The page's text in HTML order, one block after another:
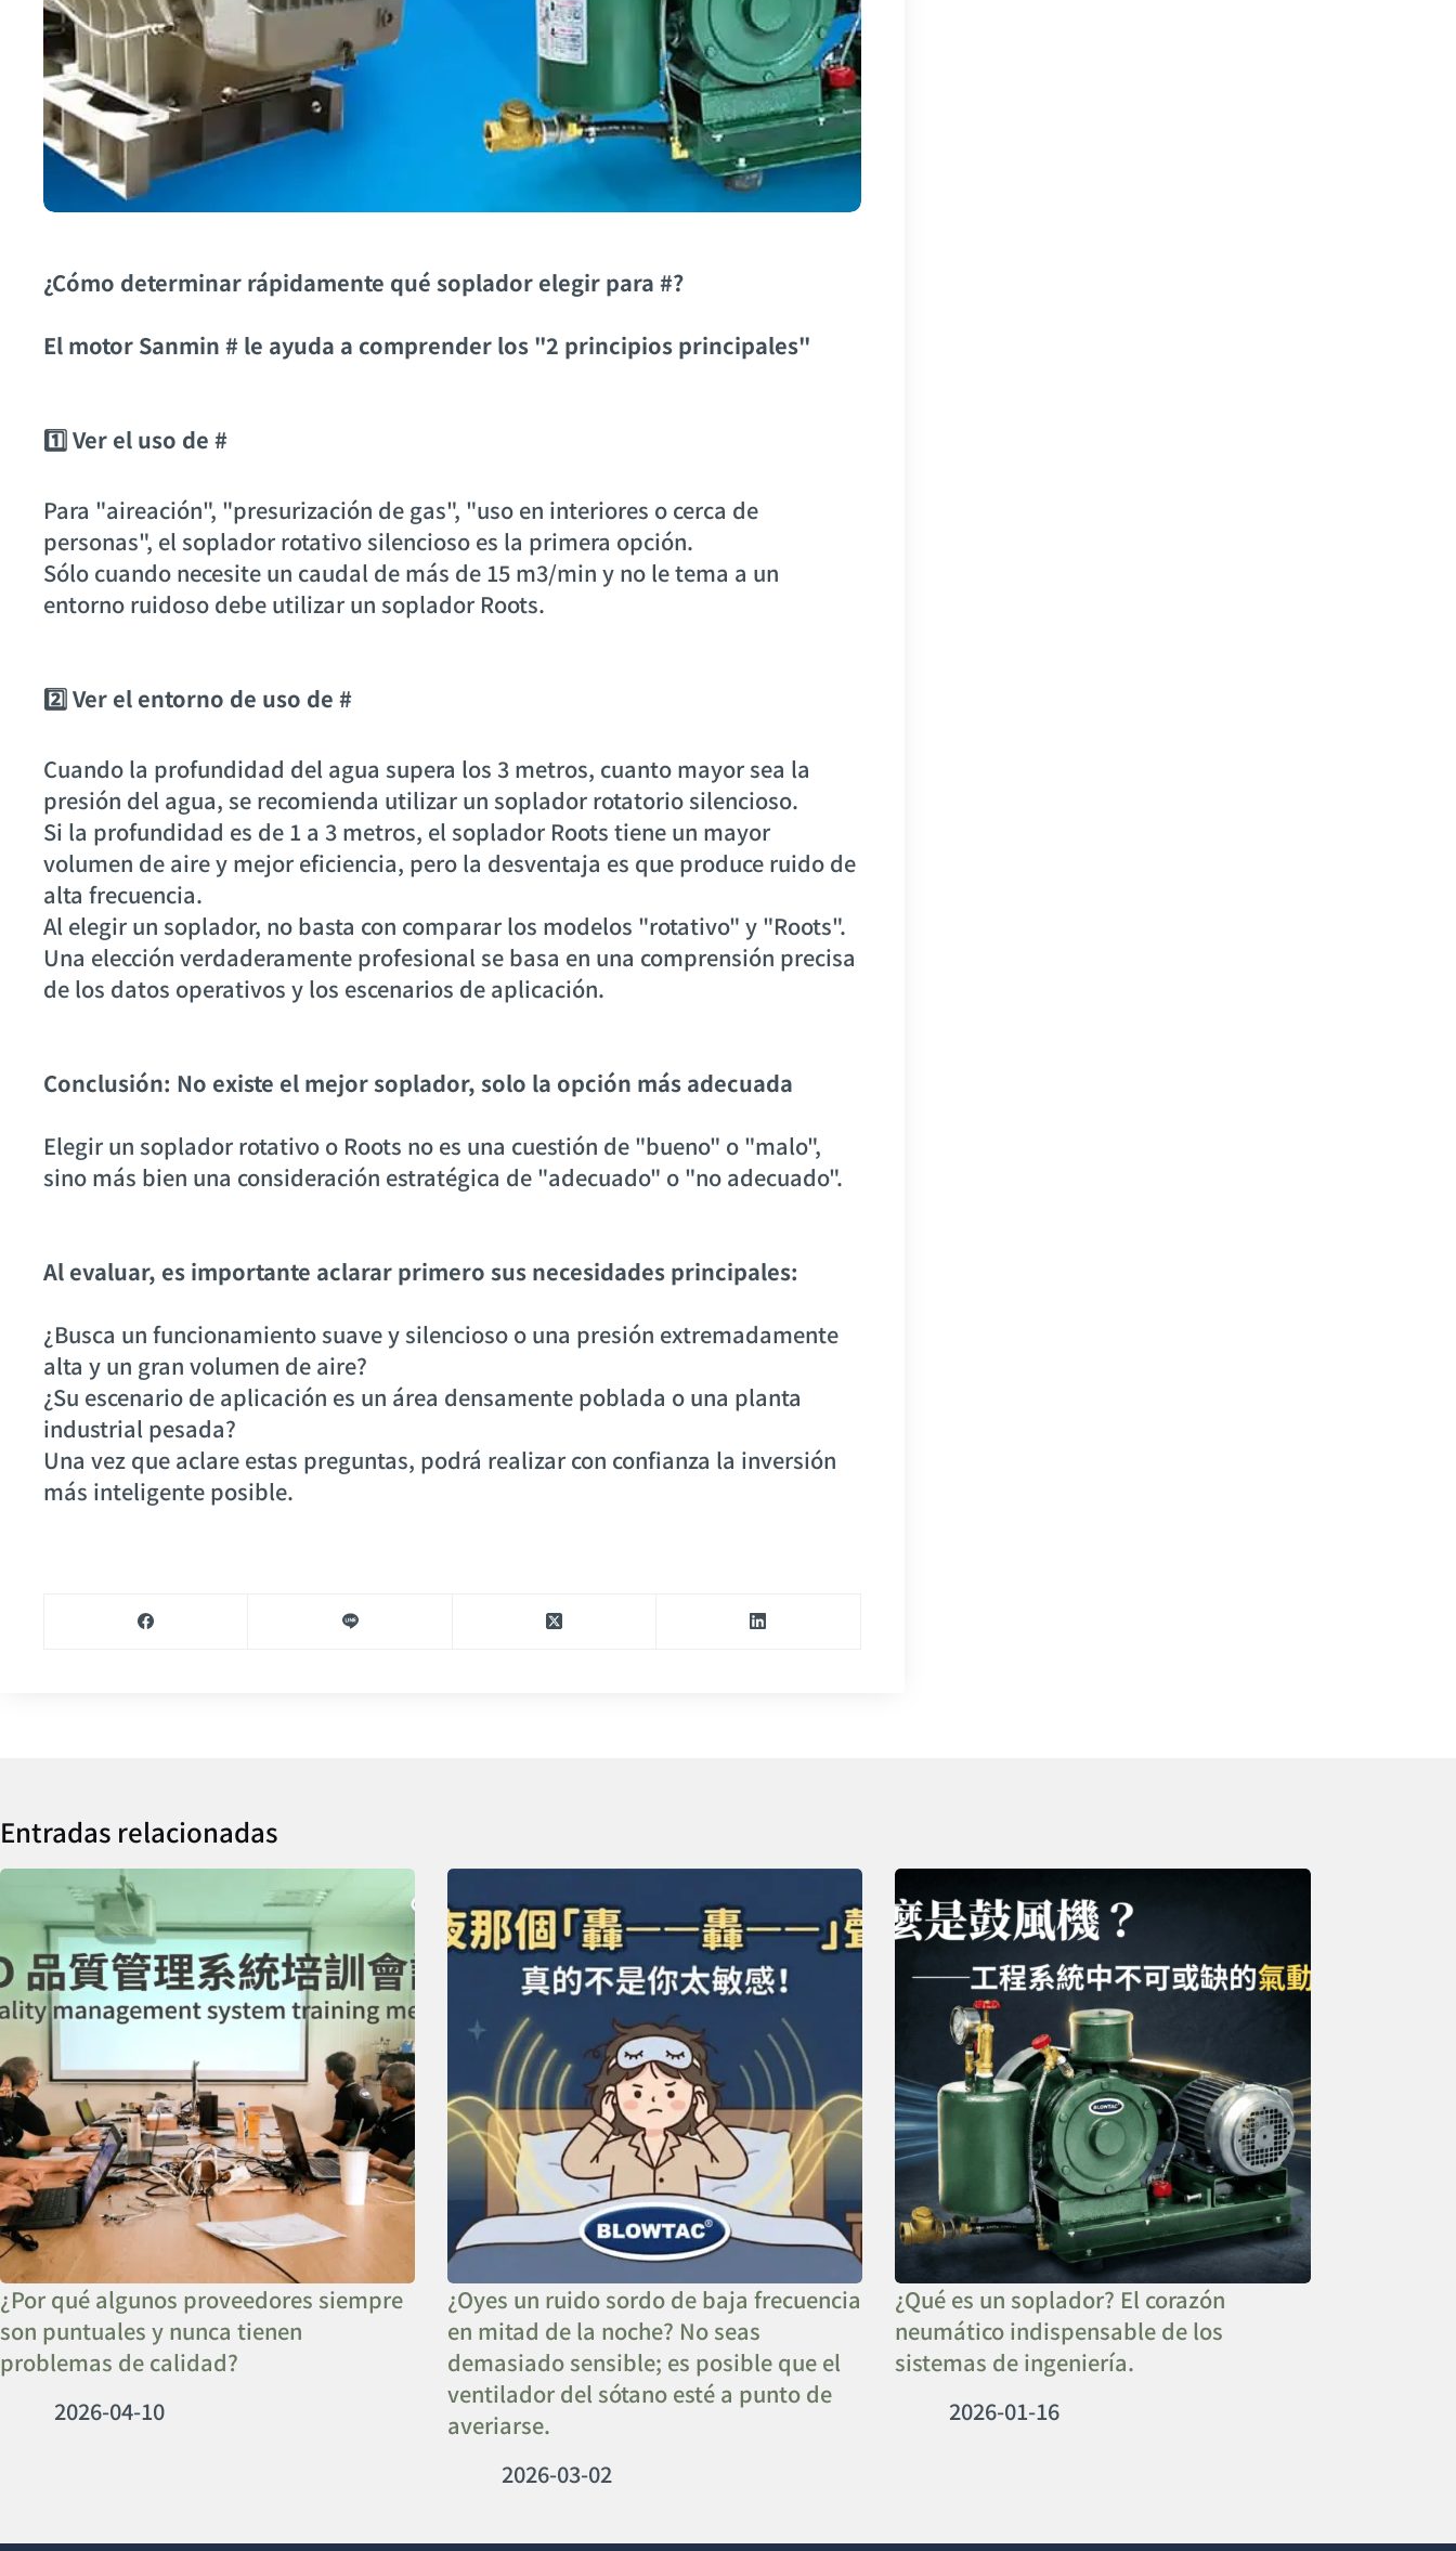
¿Cómo determinar rápidamente qué soplador elegir para #?
El motor Sanmin # le ayuda a comprender los "2 principios principales"
1️⃣ Ver el uso de #
Para "aireación", "presurización de gas", "uso en interiores o cerca de
personas", el soplador rotativo silencioso es la primera opción.
Sólo cuando necesite un caudal de más de 15 m3/min y no le tema a un
entorno ruidoso debe utilizar un soplador Roots.
2️⃣ Ver el entorno de uso de #
Cuando la profundidad del agua supera los 3 metros, cuanto mayor sea la
presión del agua, se recomienda utilizar un soplador rotatorio silencioso.
Si la profundidad es de 1 a 3 metros, el soplador Roots tiene un mayor
volumen de aire y mejor eficiencia, pero la desventaja es que produce ruido de
alta frecuencia.
Al elegir un soplador, no basta con comparar los modelos "rotativo" y "Roots".
Una elección verdaderamente profesional se basa en una comprensión precisa
de los datos operativos y los escenarios de aplicación.
Conclusión: No existe el mejor soplador, solo la opción más adecuada
Elegir un soplador rotativo o Roots no es una cuestión de "bueno" o "malo",
sino más bien una consideración estratégica de "adecuado" o "no adecuado".
Al evaluar, es importante aclarar primero sus necesidades principales:
¿Busca un funcionamiento suave y silencioso o una presión extremadamente
alta y un gran volumen de aire?
¿Su escenario de aplicación es un área densamente poblada o una planta
industrial pesada?
Una vez que aclare estas preguntas, podrá realizar con confianza la inversión
más inteligente posible.
Entradas relacionadas
¿Por qué algunos proveedores siempre
son puntuales y nunca tienen
problemas de calidad?
2026-04-10
¿Oyes un ruido sordo de baja frecuencia
en mitad de la noche? No seas
demasiado sensible; es posible que el
ventilador del sótano esté a punto de
averiarse.
2026-03-02
¿Qué es un soplador? El corazón
neumático indispensable de los
sistemas de ingeniería.
2026-01-16